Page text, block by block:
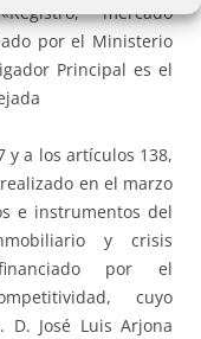
mercado
por el Ministerio
Principal es el
y a los artículos 138,
en el marzo
e instrumentos del
y crisis
financiado por el
cuyo
José Luis Arjona